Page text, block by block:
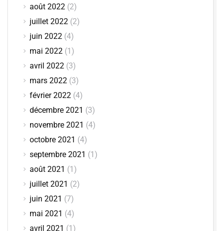
août 2022 (2)
juillet 2022 (2)
juin 2022 (4)
mai 2022 (1)
avril 2022 (3)
mars 2022 (3)
février 2022 (4)
décembre 2021 (3)
novembre 2021 (4)
octobre 2021 (4)
septembre 2021 (1)
août 2021 (1)
juillet 2021 (2)
juin 2021 (7)
mai 2021 (4)
avril 2021 (1)